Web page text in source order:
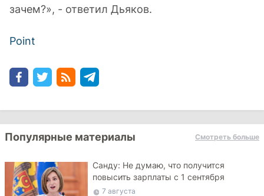
зачем?», - ответил Дьяков.
Point
Популярные материалы Смотреть больше
Санду: Не думаю, что получится
повысить зарплаты с 1 сентября
7 августа